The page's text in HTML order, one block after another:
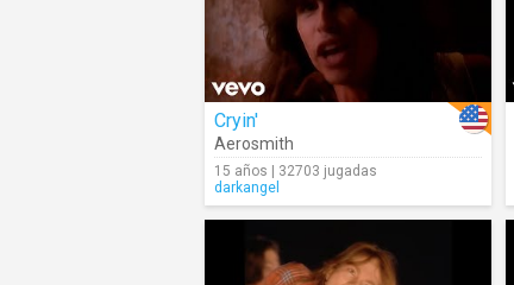
Cryin'
Aerosmith
15 años | 32703 jugadas
darkangel